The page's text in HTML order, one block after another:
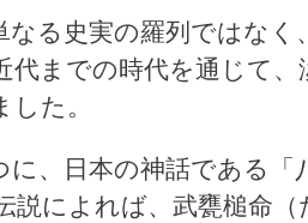
なる史実の羅列ではな
代までの時代を通じて
た。
、日本の神話である「
説によれば、武甕槌命